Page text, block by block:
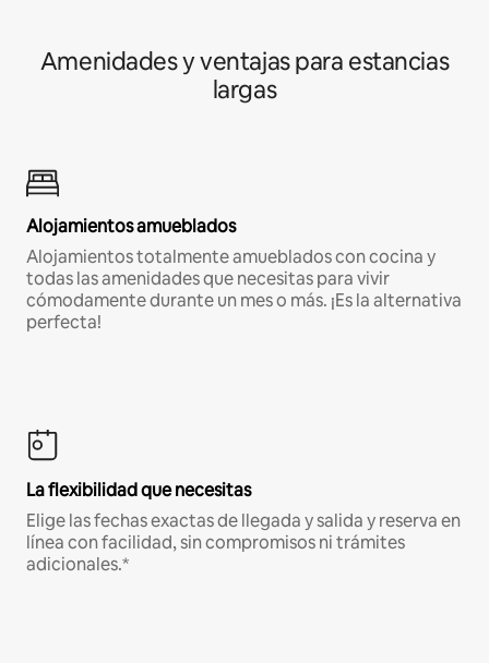
Amenidades y ventajas para estancias
largas
Alojamientos amueblados
Alojamientos totalmente amueblados con cocina y
todas las amenidades que necesitas para vivir
cómodamente durante un mes o más. ¡Es la alternativa
perfecta!
La flexibilidad que necesitas
Elige las fechas exactas de llegada y salida y reserva en
línea con facilidad, sin compromisos ni trámites
adicionales.*